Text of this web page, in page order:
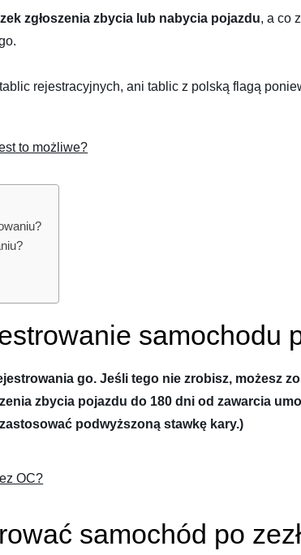
zgłoszenia zbycia lub nabycia pojazdu, a co
rejestracyjnych, ani tablic z polską flagą
to możliwe?
samochodu
go. Jeśli tego nie zrobisz, możesz
zbycia pojazdu do 180 dni od zawarcia
podwyższoną stawkę kary.)
OC?
samochód po